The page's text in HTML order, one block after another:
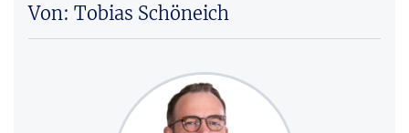
Von: Tobias Schöneich